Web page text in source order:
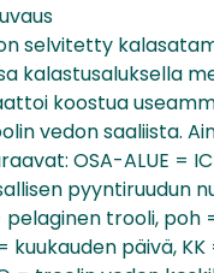
selvitetty
kalastusaluksella
koostua
vedon saaliista.
OSA-ALUE =
pyyntiruudun
pelaginen trooli, poh
kuukauden päivä, KK